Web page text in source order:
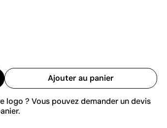
Ajouter au panier
? Vous pouvez demander un devis